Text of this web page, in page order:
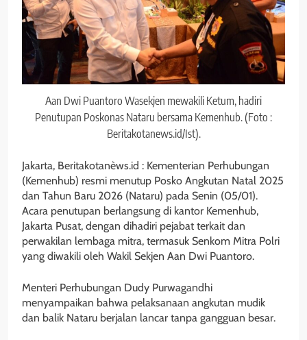
Aan Dwi Puantoro Wasekjen mewakili Ketum, hadiri
Penutupan Poskonas Nataru bersama Kemenhub. (Foto :
Beritakotanews.id/Ist).
Jakarta, Beritakotanèws.id : Kementerian Perhubungan
(Kemenhub) resmi menutup Posko Angkutan Natal 2025
dan Tahun Baru 2026 (Nataru) pada Senin (05/01).
Acara penutupan berlangsung di kantor Kemenhub,
Jakarta Pusat, dengan dihadiri pejabat terkait dan
perwakilan lembaga mitra, termasuk Senkom Mitra Polri
yang diwakili oleh Wakil Sekjen Aan Dwi Puantoro.
Menteri Perhubungan Dudy Purwagandhi
menyampaikan bahwa pelaksanaan angkutan mudik
dan balik Nataru berjalan lancar tanpa gangguan besar.